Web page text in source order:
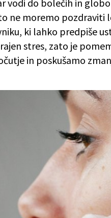
vodi do bolečih in
ne moremo pozdraviti
ki lahko predpiše
stres, zato je
in poskušamo